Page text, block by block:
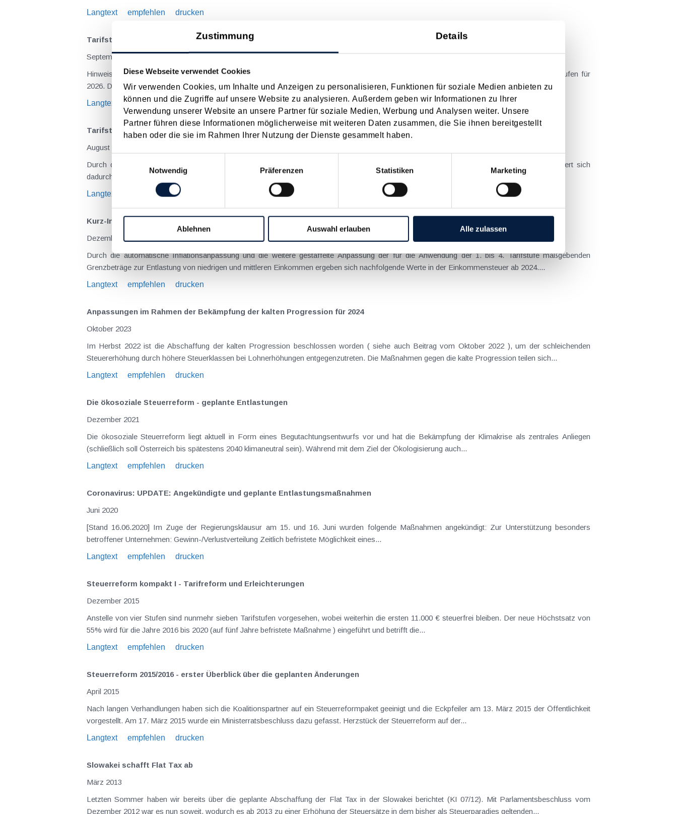
Zustimmung Details
Diese Webseite verwendet Cookies
Wir verwenden Cookies, um Inhalte und Anzeigen zu personalisieren, Funktionen für soziale Medien anbieten zu
können und die Zugriffe auf unsere Website zu analysieren. Außerdem geben wir Informationen zu Ihrer
Verwendung unserer Website an unsere Partner für soziale Medien, Werbung und Analysen weiter. Unsere
Partner führen diese Informationen möglicherweise mit weiteren Daten zusammen, die Sie ihnen bereitgestellt
haben oder die sie im Rahmen Ihrer Nutzung der Dienste gesammelt haben.
Notwendig
Präferenzen Statistiken Marketing
Ablehnen Auswahl erlauben Alle zulassen
Langtext
empfehlen drucken
Tarifstufen in der Einkommensteuer ab 2026
September 2025
Hinweis: Dieser Artikel wurde nach Veröffentlichung der Inflationsanpassungsverordung 2026 aktualisiert und enthält nun die fixierten Tarifstufen für
2026. Durch die Abschaffung der "kalten Progression" wird die jährliche aufgrund der Inflation entstehende...
Langtext
empfehlen drucken
Tarifstufen in der Einkommensteuer ab 2025 nach Anpassungen gegen die "kalte Progression"
August 2024
Durch die Abschaffung der "kalten Progression" wird die jährliche aufgrund der Inflation entstehende Mehrbelastung abgegolten. Dies äußert sich
dadurch, dass die wesentlichen Tarifelemente und Absetzbeträge automatisch im Ausmaß von zwei Dritteln der...
Langtext
empfehlen drucken
Kurz-Info: Tarifstufen in der Einkommensteuer ab 2024 nach Anpassungen gegen die "kalte Progression"
Dezember 2023
Durch die automatische Inflationsanpassung und die weitere gestaffelte Anpassung der für die Anwendung der 1. bis 4. Tarifstufe maßgebenden
Grenzbeträge zur Entlastung von niedrigen und mittleren Einkommen ergeben sich nachfolgende Werte in der Einkommensteuer ab 2024....
Langtext
empfehlen drucken
Anpassungen im Rahmen der Bekämpfung der kalten Progression für 2024
Oktober 2023
Im Herbst 2022 ist die Abschaffung der kalten Progression beschlossen worden ( siehe auch Beitrag vom Oktober 2022 ), um der schleichenden
Steuererhöhung durch höhere Steuerklassen bei Lohnerhöhungen entgegenzutreten. Die Maßnahmen gegen die kalte Progression teilen sich...
Langtext
empfehlen drucken
Die ökosoziale Steuerreform - geplante Entlastungen
Dezember 2021
Die ökosoziale Steuerreform liegt aktuell in Form eines Begutachtungsentwurfs vor und hat die Bekämpfung der Klimakrise als zentrales Anliegen
(schließlich soll Österreich bis spätestens 2040 klimaneutral sein). Während mit dem Ziel der Ökologisierung auch...
Langtext
empfehlen drucken
Coronavirus: UPDATE: Angekündigte und geplante Entlastungsmaßnahmen
Juni 2020
[Stand 16.06.2020] Im Zuge der Regierungsklausur am 15. und 16. Juni wurden folgende Maßnahmen angekündigt: Zur Unterstützung besonders
betroffener Unternehmen: Gewinn-/Verlustverteilung Zeitlich befristete Möglichkeit eines...
Langtext
empfehlen drucken
Steuerreform kompakt I - Tarifreform und Erleichterungen
Dezember 2015
Anstelle von vier Stufen sind nunmehr sieben Tarifstufen vorgesehen, wobei weiterhin die ersten 11.000 € steuerfrei bleiben. Der neue Höchstsatz von
55% wird für die Jahre 2016 bis 2020 (auf fünf Jahre befristete Maßnahme ) eingeführt und betrifft die...
Langtext
empfehlen drucken
Steuerreform 2015/2016 - erster Überblick über die geplanten Änderungen
April 2015
Nach langen Verhandlungen haben sich die Koalitionspartner auf ein Steuerreformpaket geeinigt und die Eckpfeiler am 13. März 2015 der Öffentlichkeit
vorgestellt. Am 17. März 2015 wurde ein Ministerratsbeschluss dazu gefasst. Herzstück der Steuerreform auf der...
Langtext
empfehlen drucken
Slowakei schafft Flat Tax ab
März 2013
Letzten Sommer haben wir bereits über die geplante Abschaffung der Flat Tax in der Slowakei berichtet (KI 07/12). Mit Parlamentsbeschluss vom
Dezember 2012 war es nun soweit, wodurch es ab 2013 zu einer Erhöhung der Steuersätze in dem bisher als Steuerparadies geltenden...